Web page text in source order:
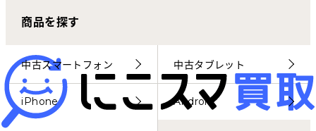
にこスマ通信
マイページ
商品を探す
中古スマートフォン 中古タブレット
iPhone Android